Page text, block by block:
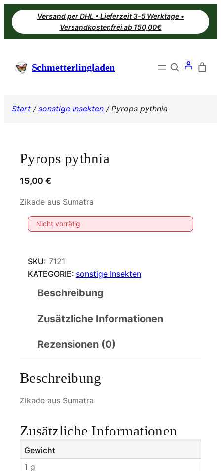
Zum
Inhalt
springen
Versand per DHL • Lieferzeit 3-5 Werktage •
Versandkostenfrei ab 150,00€
Schmetterlingladen Search
Start / sonstige Insekten / Pyrops pythnia
Pyrops pythnia
15,00 €
Zikade aus Sumatra
Nicht vorrätig
SKU: 7121
KATEGORIE: sonstige Insekten
Beschreibung
Zusätzliche Informationen
Rezensionen (0)
Beschreibung
Zikade aus Sumatra
Zusätzliche Informationen
Gewicht
1 g